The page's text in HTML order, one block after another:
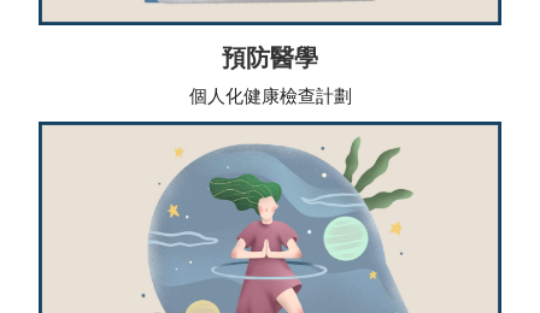
預防醫學
個人化健康檢查計劃